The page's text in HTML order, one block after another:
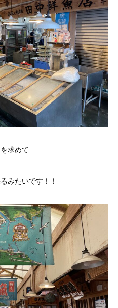
求めて
みたいです！！